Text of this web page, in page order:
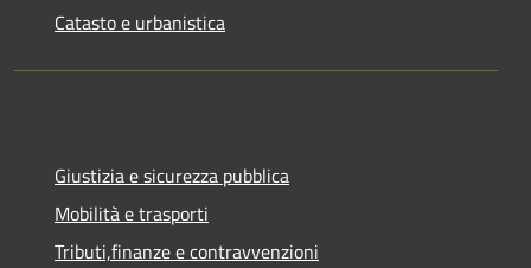
Catasto e urbanistica
Giustizia e sicurezza pubblica
Mobilità e trasporti
Tributi,finanze e contravvenzioni